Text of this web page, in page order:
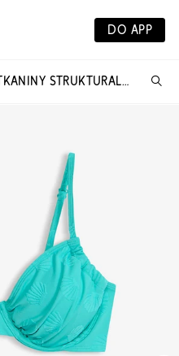
DO APP
BIKINI NA FISZBINACH Z TKANINY STRUKTURALNEJ (2 CZĘŚCI)